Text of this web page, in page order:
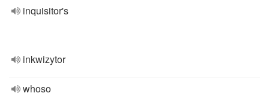
inquisitor's
inkwizytor
whoso